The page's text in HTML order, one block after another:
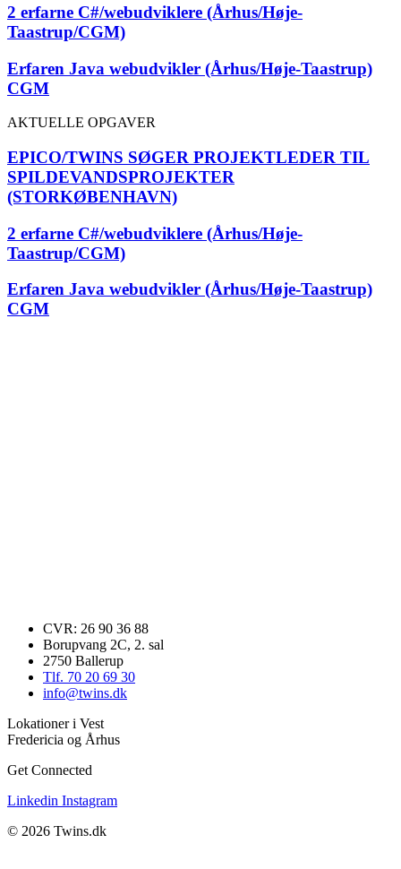
2 erfarne C#/webudviklere (Århus/Høje-
Taastrup/CGM)
Erfaren Java webudvikler (Århus/Høje-Taastrup)
CGM
AKTUELLE OPGAVER
EPICO/TWINS SØGER PROJEKTLEDER TIL
SPILDEVANDSPROJEKTER
(STORKØBENHAVN)
2 erfarne C#/webudviklere (Århus/Høje-
Taastrup/CGM)
Erfaren Java webudvikler (Århus/Høje-Taastrup)
CGM
CVR: 26 90 36 88
Borupvang 2C, 2. sal
2750 Ballerup
Tlf. 70 20 69 30
info@twins.dk
Lokationer i Vest
Fredericia og Århus
Get Connected
Linkedin Instagram
© 2026 Twins.dk